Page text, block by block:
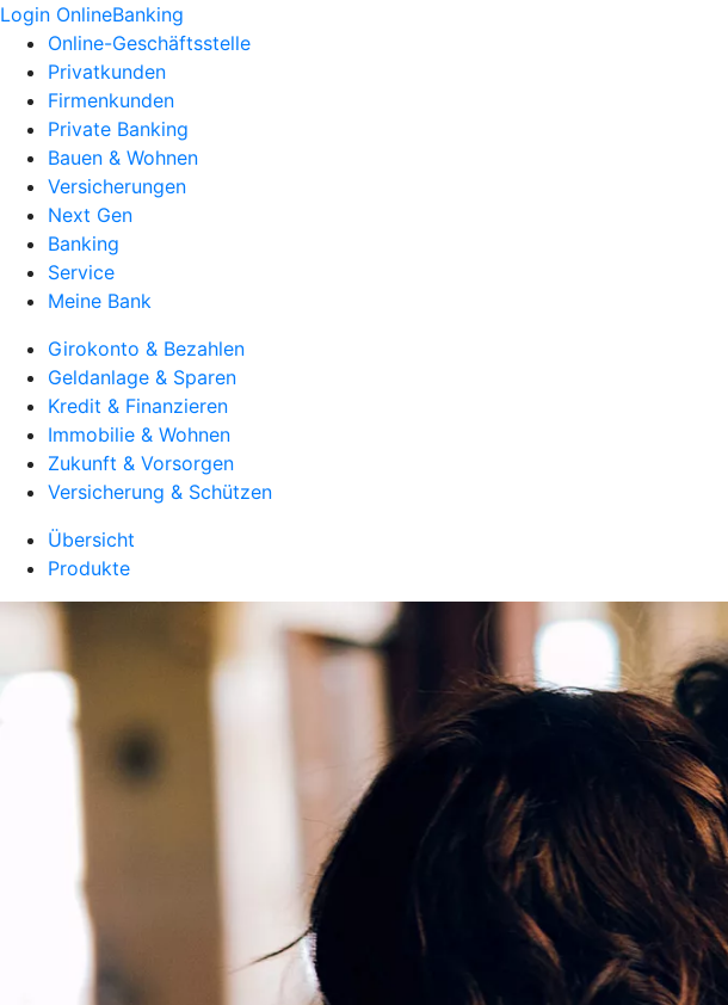
Login OnlineBanking
Online-Geschäftsstelle
Privatkunden
Firmenkunden
Private Banking
Bauen & Wohnen
Versicherungen
Next Gen
Banking
Service
Meine Bank
Girokonto & Bezahlen
Geldanlage & Sparen
Kredit & Finanzieren
Immobilie & Wohnen
Zukunft & Vorsorgen
Versicherung & Schützen
Übersicht
Produkte